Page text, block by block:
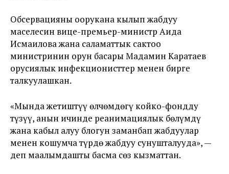
Обсервацияны оорукана кылып жабдуу
маселесин вице-премьер-министр Аида
Исмаилова жана саламаттык сактоо
министринин орун басары Мадамин Каратаев
орусиялык инфекционисттер менен бирге
талкуулашкан.
«Мында жетиштүү өлчөмдөгү койко-фондду
түзүү, анын ичинде реанимациялык бөлүмдү
жана кабыл алуу блогун заманбап жабдуулар
менен кошумча түрдө жабдуу сунушталууда», —
деп маалымдашты басма сөз кызматтан.